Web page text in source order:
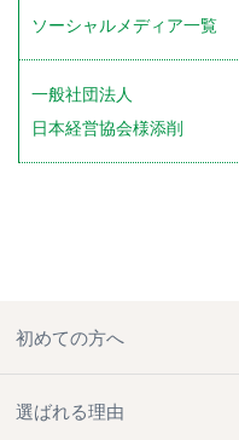
ソーシャルメディア一覧
一般社団法人
日本経営協会様添削
初めての方へ
選ばれる理由